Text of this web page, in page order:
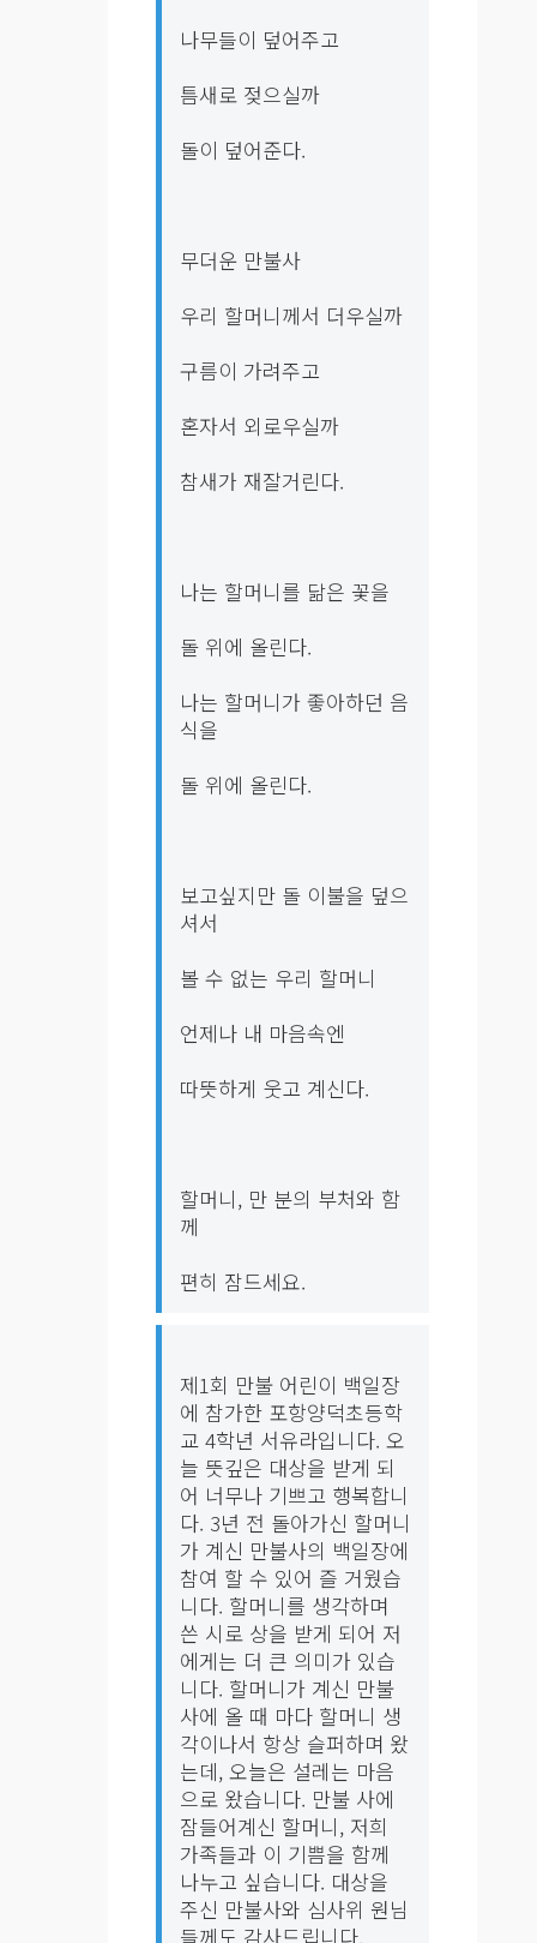
나무들이 덮어주고
틈새로 젖으실까
돌이 덮어준다.
무더운 만불사
우리 할머니께서 더우실까
구름이 가려주고
혼자서 외로우실까
참새가 재잘거린다.
나는 할머니를 닮은 꽃을
돌 위에 올린다.
나는 할머니가 좋아하던 음
식을
돌 위에 올린다.
보고싶지만 돌 이불을 덮으
셔서
볼 수 없는 우리 할머니
언제나 내 마음속엔
따뜻하게 웃고 계신다.
할머니, 만 분의 부처와 함
께
제1회 만불 어린이 백일장
에 참가한 포항양덕초등학
교 4학년 서유라입니다. 오
늘 뜻깊은 대상을 받게 되
어 너무나 기쁘고 행복합니
다. 3년 전 돌아가신 할머니
가 계신 만불사의 백일장에
참여 할 수 있어 즐 거웠습
니다. 할머니를 생각하며
쓴 시로 상을 받게 되어 저
에게는 더 큰 의미가 있습
니다. 할머니가 계신 만불
사에 올 때 마다 할머니 생
각이나서 항상 슬퍼하며 왔
는데, 오늘은 설레는 마음
으로 왔습니다. 만불 사에
잠들어계신 할머니, 저희
가족들과 이 기쁨을 함께
나누고 싶습니다. 대상을
주신 만불사와 심사위 원님